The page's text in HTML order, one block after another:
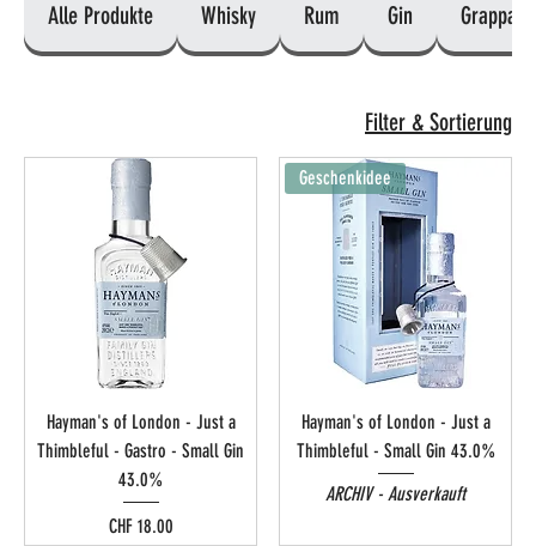
Alle Produkte Whisky Rum Gin Grappa
Filter & Sortierung
Hayman's of London - Just a
Thimbleful - Gastro - Small Gin
43.0%
Preis
CHF 18.00
Geschenkidee
Hayman's of London - Just a
Thimbleful - Small Gin 43.0%
ARCHIV - Ausverkauft